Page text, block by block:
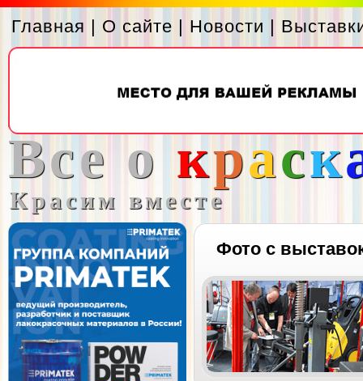
Главная | О сайте | Новости |
Все о краск
Красим вместе
Фото с